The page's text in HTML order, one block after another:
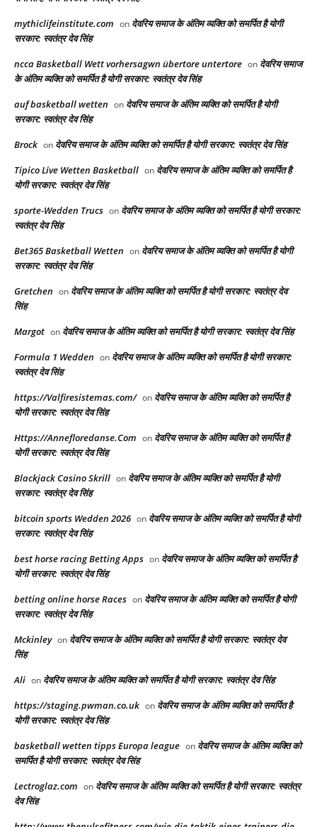
mythiclifeinstitute.com on देवरिय समाज के अंतिम व्यक्ति को समर्पित है योगी
सरकार: स्वतंत्र देव सिंह
ncca Basketball Wett vorhersagwn übertore untertore on देवरिय समाज
के अंतिम व्यक्ति को समर्पित है योगी सरकार: स्वतंत्र देव सिंह
auf basketball wetten on देवरिय समाज के अंतिम व्यक्ति को समर्पित है योगी
सरकार: स्वतंत्र देव सिंह
Brock on देवरिय समाज के अंतिम व्यक्ति को समर्पित है योगी सरकार: स्वतंत्र देव सिंह
Tipico Live Wetten Basketball on देवरिय समाज के अंतिम व्यक्ति को समर्पित है
योगी सरकार: स्वतंत्र देव सिंह
sporte-Wedden Trucs on देवरिय समाज के अंतिम व्यक्ति को समर्पित है योगी सरकार:
स्वतंत्र देव सिंह
Bet365 Basketball Wetten on देवरिय समाज के अंतिम व्यक्ति को समर्पित है योगी
सरकार: स्वतंत्र देव सिंह
Gretchen on देवरिय समाज के अंतिम व्यक्ति को समर्पित है योगी सरकार: स्वतंत्र देव
सिंह
Margot on देवरिय समाज के अंतिम व्यक्ति को समर्पित है योगी सरकार: स्वतंत्र देव सिंह
Formula 1 Wedden on देवरिय समाज के अंतिम व्यक्ति को समर्पित है योगी सरकार:
स्वतंत्र देव सिंह
https://Valfiresistemas.com/ on देवरिय समाज के अंतिम व्यक्ति को समर्पित है
योगी सरकार: स्वतंत्र देव सिंह
Https://Annefloredanse.Com on देवरिय समाज के अंतिम व्यक्ति को समर्पित है
योगी सरकार: स्वतंत्र देव सिंह
Blackjack Casino Skrill on देवरिय समाज के अंतिम व्यक्ति को समर्पित है योगी
सरकार: स्वतंत्र देव सिंह
bitcoin sports Wedden 2026 on देवरिय समाज के अंतिम व्यक्ति को समर्पित है योगी
सरकार: स्वतंत्र देव सिंह
best horse racing Betting Apps​ on देवरिय समाज के अंतिम व्यक्ति को समर्पित है
योगी सरकार: स्वतंत्र देव सिंह
betting online horse Races​ on देवरिय समाज के अंतिम व्यक्ति को समर्पित है योगी
सरकार: स्वतंत्र देव सिंह
Mckinley on देवरिय समाज के अंतिम व्यक्ति को समर्पित है योगी सरकार: स्वतंत्र देव
सिंह
Ali on देवरिय समाज के अंतिम व्यक्ति को समर्पित है योगी सरकार: स्वतंत्र देव सिंह
https://staging.pwman.co.uk on देवरिय समाज के अंतिम व्यक्ति को समर्पित है
योगी सरकार: स्वतंत्र देव सिंह
basketball wetten tipps Europa league on देवरिय समाज के अंतिम व्यक्ति को
समर्पित है योगी सरकार: स्वतंत्र देव सिंह
Lectroglaz.com on देवरिय समाज के अंतिम व्यक्ति को समर्पित है योगी सरकार: स्वतंत्र
देव सिंह